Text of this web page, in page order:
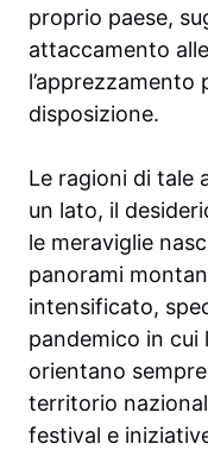
proprio paese,
attaccamento
disposizione.
Le ragioni di tale
un lato, il
le meraviglie
panorami
intensificato,
pandemico in cui
orientano
territorio
festival e